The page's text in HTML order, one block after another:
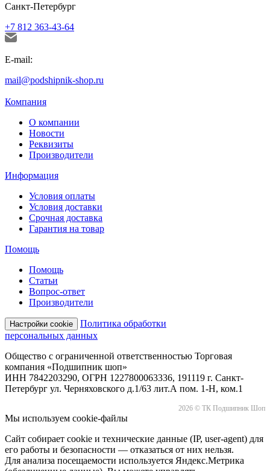
Санкт-Петербург
+7 812 363-43-64
E-mail:
mail@podshipnik-shop.ru
Компания
О компании
Новости
Реквизиты
Производители
Информация
Условия оплаты
Условия доставки
Срочная доставка
Гарантия на товар
Помощь
Помощь
Статьи
Вопрос-ответ
Производители
Настройки cookie
Политика обработки
персональных данных
Общество с ограниченной ответственностью Торговая
компания «Подшипник шоп»
ИНН 7842203290, ОГРН 1227800063336, 191119 г. Санкт-
Петербург ул. Черняховского д.1/63 лит.А пом. 1-Н, ком.1
2026 © ТК Подшипник Шоп
Мы используем cookie-файлы
Сайт собирает cookie и технические данные (IP, user-agent) для
его работы и безопасности — отказаться от них нельзя.
Для анализа посещаемости используется Яндекс.Метрика